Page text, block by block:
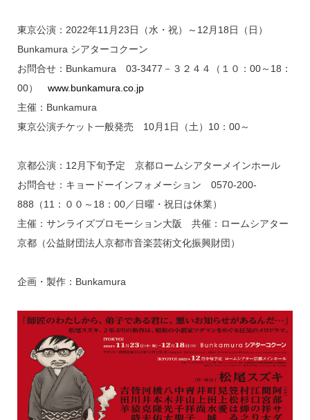
東京公演：2022年11月23日（水・祝）～12月18日（日）
Bunkamura シアターコクーン
お問合せ：Bunkamura 03‐3477－３２４４（１０：00～18：
00） www.bunkamura.co.jp
主催：Bunkamura
東京公演チケット一般発売 10月1日（土）10：00～
京都公演：12月下旬予定 京都ロームシアターメインホール
お問合せ：キョードーインフォメーション 0570‐200‐
888（11：００～18：00／日曜・祝日は休業）
主催：サンライズプロモーション大阪 共催：ロームシアター
京都（公益財団法人京都市音楽芸術文化振興財団）
企画・製作：Bunkamura